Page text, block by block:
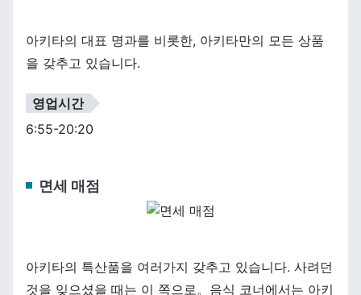
아키타의 대표 명과를 비롯한, 아키타만의 모든 상품
을 갖추고 있습니다.
영업시간
6:55-20:20
면세 매점
아키타의 특산품을 여러가지 갖추고 있습니다. 사려던
것을 잊으셨을 때는 이 쪽으로。음식 코너에서는 아키